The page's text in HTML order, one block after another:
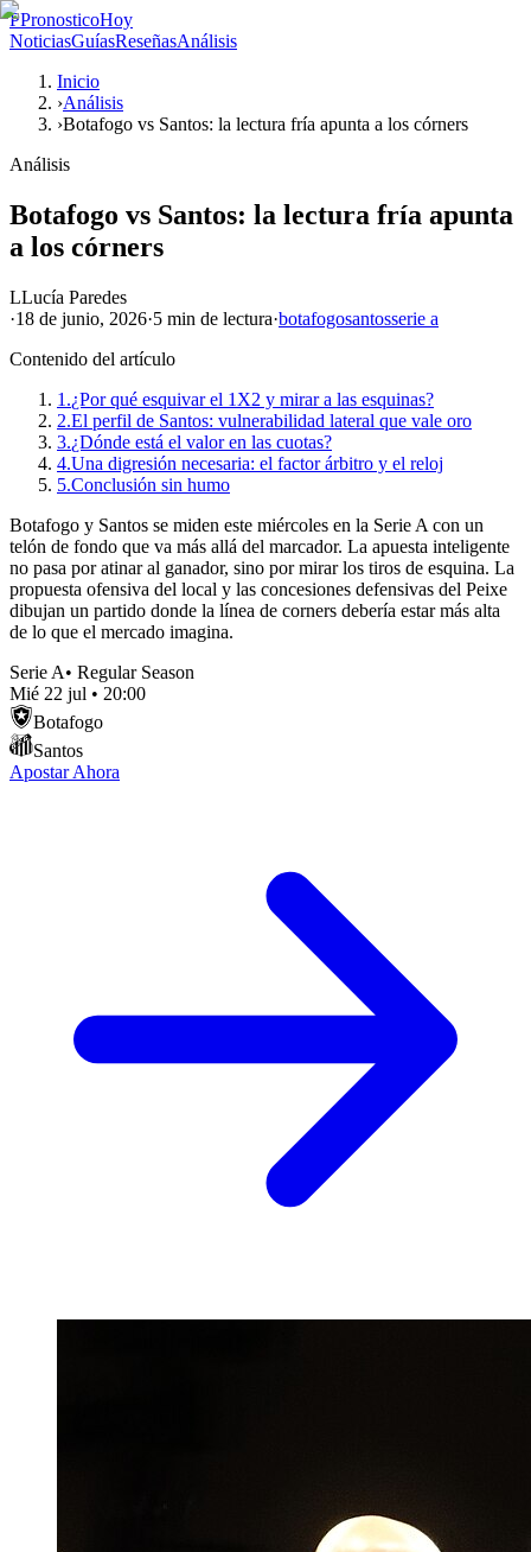
PPronosticoHoy
NoticiasGuíasReseñasAnálisis
Inicio
›Análisis
›Botafogo vs Santos: la lectura fría apunta a los córners
Análisis
Botafogo vs Santos: la lectura fría apunta
a los córners
LLucía Paredes
·18 de junio, 2026·5 min de lectura·botafogosantosserie a
Contenido del artículo
1.¿Por qué esquivar el 1X2 y mirar a las esquinas?
2.El perfil de Santos: vulnerabilidad lateral que vale oro
3.¿Dónde está el valor en las cuotas?
4.Una digresión necesaria: el factor árbitro y el reloj
5.Conclusión sin humo
Botafogo y Santos se miden este miércoles en la Serie A con un
telón de fondo que va más allá del marcador. La apuesta inteligente
no pasa por atinar al ganador, sino por mirar los tiros de esquina. La
propuesta ofensiva del local y las concesiones defensivas del Peixe
dibujan un partido donde la línea de corners debería estar más alta
de lo que el mercado imagina.
Serie A• Regular Season
Mié 22 jul • 20:00
Botafogo
Santos
Apostar Ahora